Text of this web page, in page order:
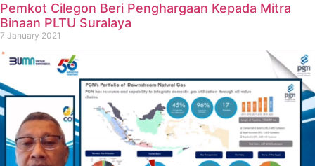
Pemkot Cilegon Beri Penghargaan Kepada Mitra
Binaan PLTU Suralaya
7 January 2021